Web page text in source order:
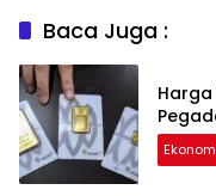
Baca Juga :
Harga